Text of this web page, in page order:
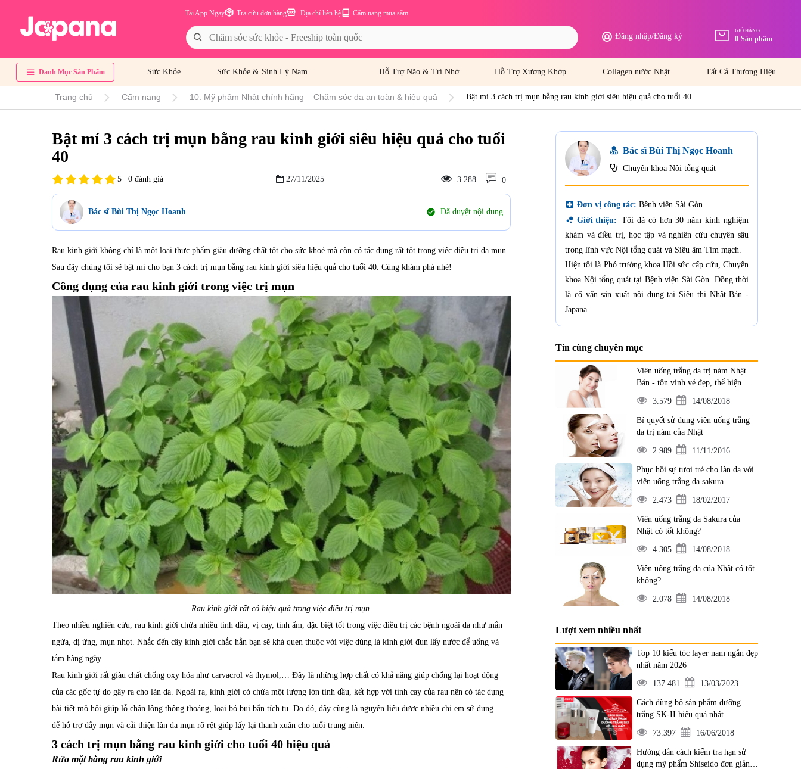
Cẩm nang mua sắm
Địa chỉ liên hệ
Tra cứu đơn hàng
Tải App Ngay
Đăng nhập/Đăng ký
GIỎ HÀNG
0 Sản phẩm
Danh Mục Sản Phẩm Sức Khỏe Sức Khỏe & Sinh Lý Nam Hỗ Trợ Não & Trí Nhớ Hỗ Trợ Xương Khớp Collagen nước Nhật Tất Cả Thương Hiệu
Trang chủ Cẩm nang 10. Mỹ phẩm Nhật chính hãng – Chăm sóc da an toàn & hiệu quả Bật mí 3 cách trị mụn bằng rau kinh giới siêu hiệu quả cho tuổi 40
Bật mí 3 cách trị mụn bằng rau kinh giới siêu hiệu quả cho tuổi
40
5 | 0 đánh giá 27/11/2025 3.288 0
Bác sĩ Bùi Thị Ngọc Hoanh check_circle Đã duyệt nội dung
Rau kinh giới không chỉ là một loại thực phẩm giàu dưỡng chất tốt cho sức khoẻ mà còn có tác dụng rất tốt trong việc điều trị da mụn.
Sau đây chúng tôi sẽ bật mí cho bạn 3 cách trị mụn bằng rau kinh giới siêu hiệu quả cho tuổi 40. Cùng khám phá nhé!
Công dụng của rau kinh giới trong việc trị mụn
Rau kinh giới rất có hiệu quả trong việc điều trị mụn
Theo nhiều nghiên cứu, rau kinh giới chứa nhiều tinh dầu, vị cay, tính ấm, đặc biệt tốt trong việc điều trị các bệnh ngoài da như mẩn
ngứa, dị ứng, mụn nhọt. Nhắc đến cây kinh giới chắc hẳn bạn sẽ khá quen thuộc với việc dùng lá kinh giới đun lấy nước để uống và
tắm hàng ngày.
Rau kinh giới rất giàu chất chống oxy hóa như carvacrol và thymol,… Đây là những hợp chất có khả năng giúp chống lại hoạt động
của các gốc tự do gây ra cho làn da. Ngoài ra, kinh giới có chứa một lượng lớn tinh dầu, kết hợp với tính cay của rau nên có tác dụng
bài tiết mồ hôi giúp lỗ chân lông thông thoáng, loại bỏ bụi bẩn tích tụ. Do đó, đây cũng là nguyên liệu được nhiều chị em sử dụng
để hỗ trợ đẩy mụn và cải thiện làn da mụn rõ rệt giúp lấy lại thanh xuân cho tuổi trung niên.
3 cách trị mụn bằng rau kinh giới cho tuổi 40 hiệu quả
Rửa mặt bằng rau kinh giới
Bác sĩ Bùi Thị Ngọc Hoanh
Chuyên khoa Nội tổng quát
local_hospital Đơn vị công tác: Bệnh viện Sài Gòn
bubble_chart Giới thiệu: Tôi đã có hơn 30 năm kinh nghiệm
khám và điều trị, học tập và nghiên cứu chuyên sâu
trong lĩnh vực Nội tổng quát và Siêu âm Tim mạch.
Hiện tôi là Phó trưởng khoa Hồi sức cấp cứu, Chuyên
khoa Nội tổng quát tại Bệnh viện Sài Gòn. Đồng thời
là cố vấn sản xuất nội dung tại Siêu thị Nhật Bản -
Japana.
Tin cùng chuyên mục
Viên uống trắng da trị nám Nhật
Bản - tôn vinh vẻ đẹp, thể hiện
đẳng cấp
3.579 14/08/2018
Bí quyết sử dụng viên uống trắng
da trị nám của Nhật
2.989 11/11/2016
Phục hồi sự tươi trẻ cho làn da với
viên uống trắng da sakura
2.473 18/02/2017
Viên uống trắng da Sakura của
Nhật có tốt không?
4.305 14/08/2018
Viên uống trắng da của Nhật có tốt
không?
2.078 14/08/2018
Lượt xem nhiều nhất
Top 10 kiểu tóc layer nam ngắn đẹp
nhất năm 2026
137.481 13/03/2023
Cách dùng bộ sản phẩm dưỡng
trắng SK-II hiệu quả nhất
73.397 16/06/2018
Hướng dẫn cách kiểm tra hạn sử
dụng mỹ phẩm Shiseido đơn giản